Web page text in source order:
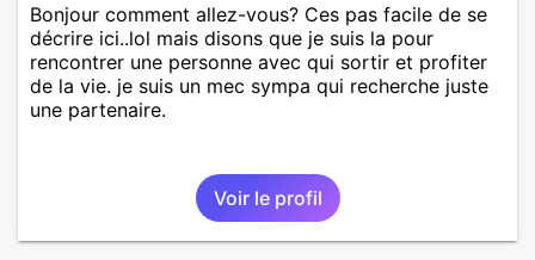
Bonjour comment allez-vous? Ces pas facile de se
décrire ici..lol mais disons que je suis la pour
rencontrer une personne avec qui sortir et profiter
de la vie. je suis un mec sympa qui recherche juste
une partenaire.
Voir le profil